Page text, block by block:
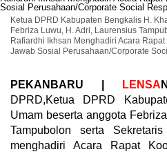
Ketua DPRD Kabupaten Bengkalis H.
Febriza Luwu, H. Adri, Laurensius
Rafiardhi Ikhsan Menghadiri Acara
Jawab Sosial Perusahaan/Corporate
PEKANBARU | LENSA
DPRD,Ketua DPRD
Umam beserta anggota
Tampubolon serta
menghadiri Acara Rapat